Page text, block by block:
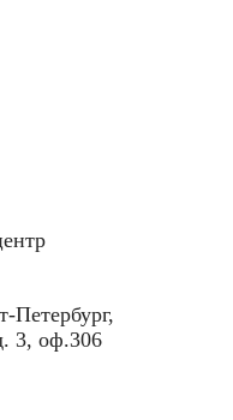
Петербург,
3, оф.306